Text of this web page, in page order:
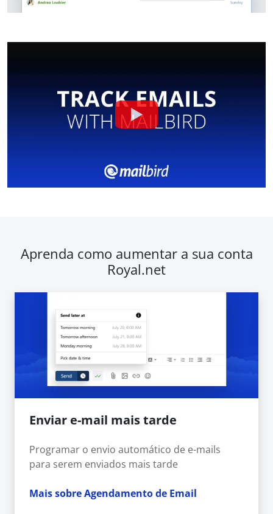
Aprenda como aumentar a sua conta
Royal.net
Enviar e-mail mais tarde
Programar o envio automático de e-mails
para serem enviados mais tarde
Mais sobre Agendamento de Email